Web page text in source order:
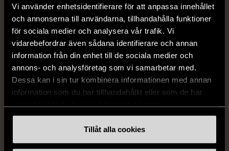
Vi använder enhetsidentifierare för att anpassa innehållet
och annonserna till användarna, tillhandahålla funktioner
för sociala medier och analysera vår trafik. Vi
vidarebefordrar även sådana identifierare och annan
information från din enhet till de sociala medier och
annons- och analysföretag som vi samarbetar med.
Dessa kan i sin tur kombinera informationen med annan
information som du har tillhandahållit eller som de har
Tillåt alla cookies
DRESSMANN
Dressmann -
Kostymbyxor med
pressveck
Gott skick
BONDELID
Bondelid - Randig skjorta
- Blå vit
XL (52)
Mycket gott skick